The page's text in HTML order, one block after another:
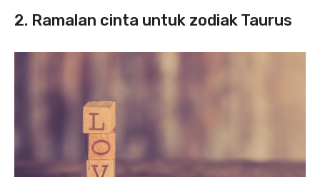
2. Ramalan cinta untuk zodiak Taurus